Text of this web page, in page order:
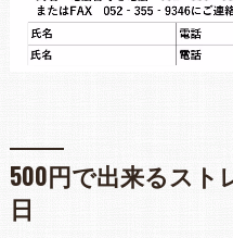
500円で出来るス
日